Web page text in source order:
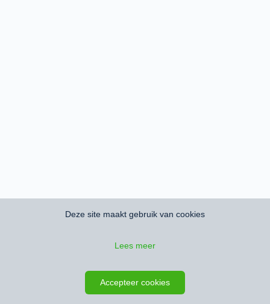
Deze site maakt gebruik van cookies
Lees meer
Accepteer cookies